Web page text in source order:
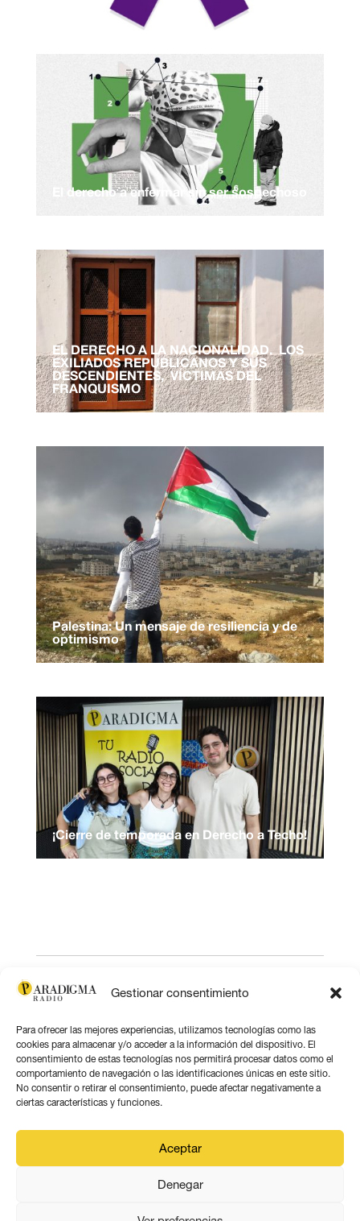
Gestionar consentimiento
Para ofrecer las mejores experiencias, utilizamos tecnologías como las
cookies para almacenar y/o acceder a la información del dispositivo. El
consentimiento de estas tecnologías nos permitirá procesar datos como el
comportamiento de navegación o las identificaciones únicas en este sitio.
No consentir o retirar el consentimiento, puede afectar negativamente a
ciertas características y funciones.
Aceptar
Denegar
El derecho a enfermar sin ser sospechoso
EL DERECHO A LA NACIONALIDAD. LOS
EXILIADOS REPUBLICANOS Y SUS
DESCENDIENTES, VÍCTIMAS DEL
FRANQUISMO
Palestina: Un mensaje de resiliencia y de
optimismo
¡Cierre de temporada en Derecho a Techo!